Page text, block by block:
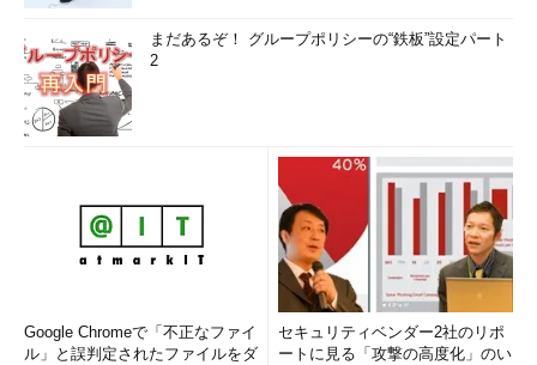
まだあるぞ！ グループポリシーの“鉄板”設定パート
2
Google Chromeで「不正なファイ
ル」と誤判定されたファイルをダ
セキュリティベンダー2社のリポ
ートに見る「攻撃の高度化」のい